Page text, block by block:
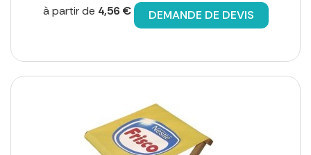
à partir de 4,56 € DEMANDE DE DEVIS